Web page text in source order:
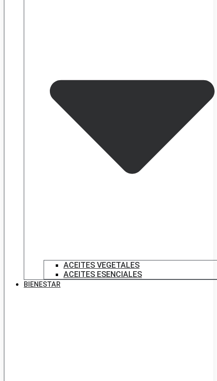
ACEITES VEGETALES
ACEITES ESENCIALES
BIENESTAR